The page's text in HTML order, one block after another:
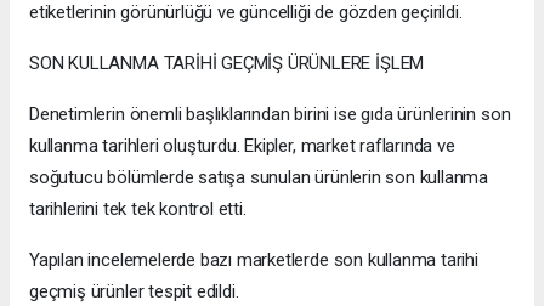
etiketlerinin görünürlüğü ve güncelliği de gözden geçirildi.
SON KULLANMA TARİHİ GEÇMİŞ ÜRÜNLERE İŞLEM
Denetimlerin önemli başlıklarından birini ise gıda ürünlerinin son
kullanma tarihleri oluşturdu. Ekipler, market raflarında ve
soğutucu bölümlerde satışa sunulan ürünlerin son kullanma
tarihlerini tek tek kontrol etti.
Yapılan incelemelerde bazı marketlerde son kullanma tarihi
geçmiş ürünler tespit edildi.